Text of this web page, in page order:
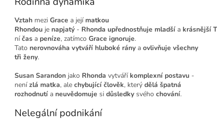
Vztah mezi Grace a její matkou
Rhondou je napjatý - Rhonda upřednostňuje mladší a krásnější
ní čas a peníze, zatímco Grace ignoruje.
Tato nerovnováha vytváří hluboké rány a ovlivňuje všechny
tři ženy.
Susan Sarandon jako Rhonda vytváří komplexní postavu -
není zlá matka, ale chybující člověk, který dělá špatná
rozhodnutí a neuvědomuje si důsledky svého chování.
Nelegální podnikání